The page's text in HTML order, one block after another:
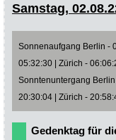
Samstag,
Sonnenaufgang Berlin -
05:32:30 | Zürich -
Sonntenuntergang
20:30:04 | Zürich -
Gedenktag für